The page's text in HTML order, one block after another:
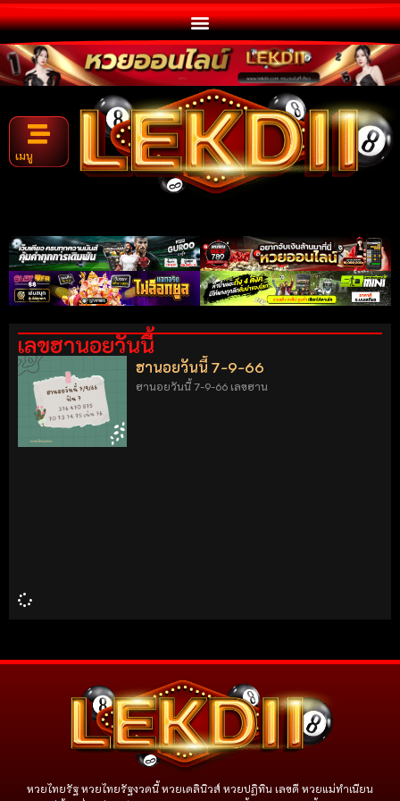
เมนู
เลขฮานอยวันนี้
ฮานอยวันนี้ 7-9-66
ฮานอยวันนี้ 7-9-66 เลขฮาน
หวยไทยรัฐ หวยไทยรัฐงวดนี้ หวยเดลินิวส์ หวยปฏิทิน เลขดี หวยแม่ทำเนียน